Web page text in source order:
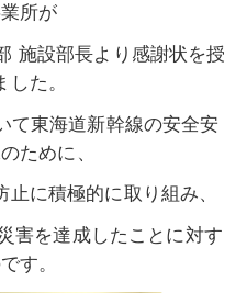
所が
施設部長より感謝状を授
した。
東海道新幹線の安全安
ために、
に積極的に取り組み、
害を達成したことに対す
す。